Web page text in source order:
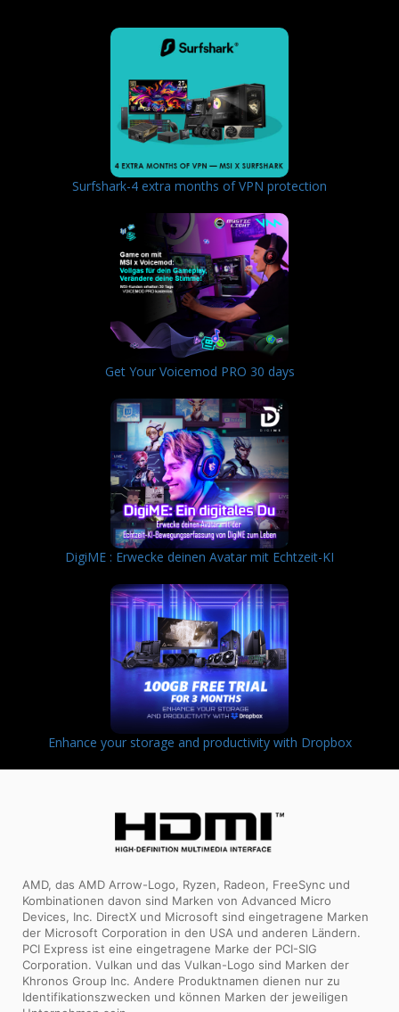
Surfshark-4 extra months of VPN protection
Get Your Voicemod PRO 30 days
DigiME : Erwecke deinen Avatar mit Echtzeit-KI
Enhance your storage and productivity with Dropbox
AMD, das AMD Arrow-Logo, Ryzen, Radeon, FreeSync und
Kombinationen davon sind Marken von Advanced Micro
Devices, Inc. DirectX und Microsoft sind eingetragene Marken
der Microsoft Corporation in den USA und anderen Ländern.
PCI Express ist eine eingetragene Marke der PCI-SIG
Corporation. Vulkan und das Vulkan-Logo sind Marken der
Khronos Group Inc. Andere Produktnamen dienen nur zu
Identifikationszwecken und können Marken der jeweiligen